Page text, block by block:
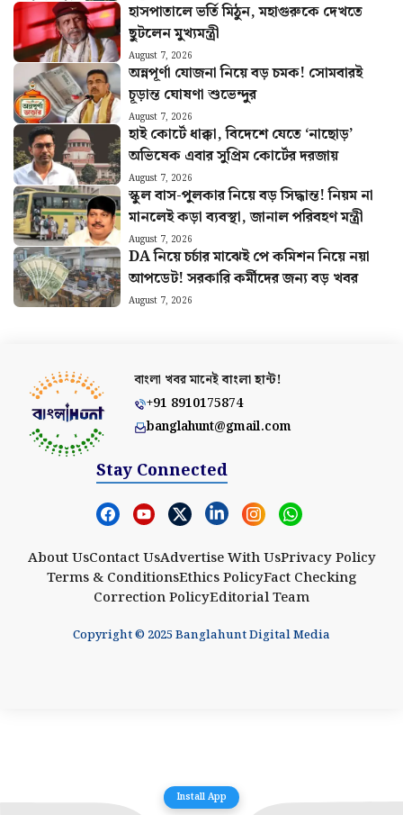
হাসপাতালে ভর্তি মিঠুন, মহাগুরুকে দেখতে
ছুটলেন মুখ্যমন্ত্রী
August 7, 2026
অন্নপূর্ণা যোজনা নিয়ে বড় চমক! সোমবারই
চূড়ান্ত ঘোষণা শুভেন্দুর
August 7, 2026
হাই কোর্টে ধাক্কা, বিদেশে যেতে ‘নাছোড়’
অভিষেক এবার সুপ্রিম কোর্টের দরজায়
August 7, 2026
স্কুল বাস-পুলকার নিয়ে বড় সিদ্ধান্ত! নিয়ম না
মানলেই কড়া ব্যবস্থা, জানাল পরিবহণ মন্ত্রী
August 7, 2026
DA নিয়ে চর্চার মাঝেই পে কমিশন নিয়ে নয়া
আপডেট! সরকারি কর্মীদের জন্য বড় খবর
August 7, 2026
বাংলা খবর মানেইবাংলা হান্ট!
+91 8910175874
banglahunt@gmail.com
Stay Connected
About UsContact UsAdvertise With UsPrivacy Policy
Terms & ConditionsEthics PolicyFact Checking
Correction PolicyEditorial Team
Copyright © 2025 Banglahunt Digital Media
Install App